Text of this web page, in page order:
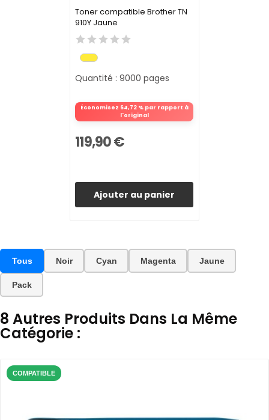
Toner compatible Brother TN
910Y Jaune
Économisez 64,72 % par rapport à
l'original
Quantité : 9000 pages
119,90 €
Ajouter au panier
Tous Noir Cyan Magenta Jaune
Pack
8 Autres Produits Dans La Même
Catégorie :
COMPATIBLE